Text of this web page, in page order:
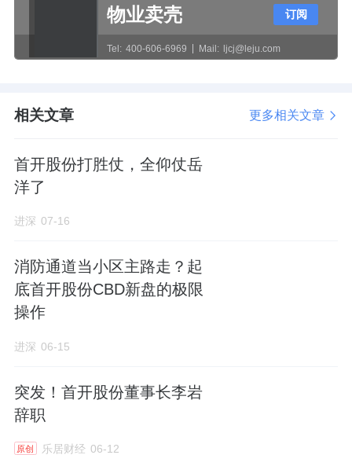
但六栋楼的楼间距，其实还是比较密，最小的
仅15米，最大的也才20米。
一定程度的影响。
且还是一层六户的设计。不同户型之间，还会
存在一定的对视问题。
特别是1-5栋，夹在小区中间的，都会一定程度
存在这些问题。
相比之下，6栋因为是在小区的最外沿，所以这
方面的问题相对会少一些。
存在。
物业卖壳
Tel: 400-606-6969 Mail: ljcj@leju.com
订阅
相关文章 更多相关文章
首开股份打胜仗，全仰仗岳
洋了
进深 07-16
消防通道当小区主路走？起
底首开股份CBD新盘的极限
操作
进深 06-15
突发！首开股份董事长李岩
辞职
原创 乐居财经 06-12